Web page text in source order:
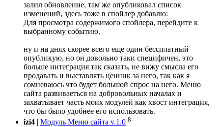
залил обновление, там же опубликовал список
изменений, здесь тоже в спойлер добавлю:
Для просмотра содержимого спойлера, перейдите к
выбранному событию.
ну и на днях скорее всего еще один бессплатный
опубликую, но он довольно таки специфичен, это
больше интеграция так сказать, не вижу смысла его
продавать и выставлять ценник за него, так как я
сомневаюсь что будет большой спрос на него. Меню
сайта развиваеться на добровольных началах и
захватывает часть моих модулей как хвост интеграция,
что бы было удобнее его использовать.
izi4 | Модуль Меню сайта v.1.0 8